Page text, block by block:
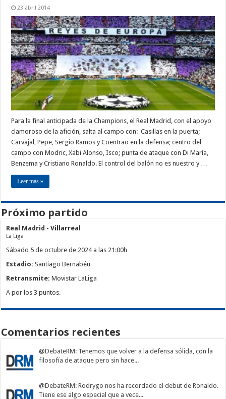
23 abril 2014
Para la final anticipada de la Champions, el Real Madrid, con el apoyo
clamoroso de la afición, salta al campo con: Casillas en la puerta;
Carvajal, Pepe, Sergio Ramos y Coentrao en la defensa; centro del
campo con Modric, Xabi Alonso, Isco; punta de ataque con Di María,
Benzema y Cristiano Ronaldo. El control del balón no es nuestro y …
Leer más »
Próximo partido
Real Madrid - Villarreal
La Liga
Sábado 5 de octubre de 2024 a las 21:00h
Estadio: Santiago Bernabéu
Retransmite: Movistar LaLiga
A por los 3 puntos.
Comentarios recientes
@DebateRM: Tenemos que volver a la defensa sólida, con la
filosofía de ataque pero sin hace...
@DebateRM: Rodrygo nos ha recordado el debut de Ronaldo.
Tiene ese algo especial que a vece...